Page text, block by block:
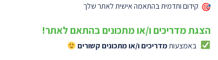
קידום ותדמית בהתאמה אישית לאתר שלך
הצגת מדריכים ו/או מתכונים בהתאם לאתר!
באמצעותמדריכים ו/או מתכונים קשורים